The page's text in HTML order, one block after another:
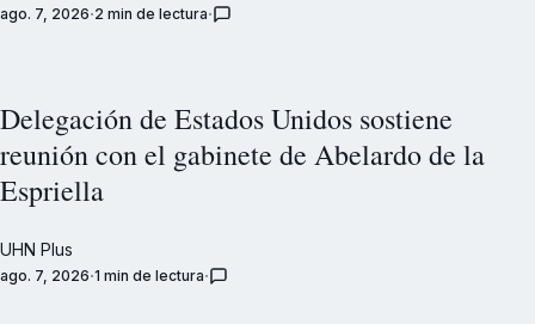
ago. 7, 2026 2 min de lectura
Delegación de Estados Unidos sostiene
reunión con el gabinete de Abelardo de la
Espriella
UHN Plus
ago. 7, 2026 1 min de lectura